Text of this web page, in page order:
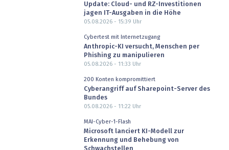
Update: Cloud- und RZ-Investitionen
jagen IT-Ausgaben in die Höhe
05.08.2026 - 15:39 Uhr
Cybertest mit Internetzugang
Anthropic-KI versucht, Menschen per
Phishing zu manipulieren
05.08.2026 - 11:33 Uhr
200 Konten kompromittiert
Cyberangriff auf Sharepoint-Server des
Bundes
05.08.2026 - 11:22 Uhr
MAI-Cyber-1-Flash
Microsoft lanciert KI-Modell zur
Erkennung und Behebung von
Schwachstellen